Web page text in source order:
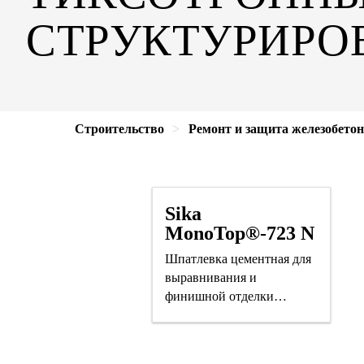
Строительство Ремонт и защита
Sika
MonoTop®-723 N
Шпатлевка цементная для
выравнивания и
финишной отделки